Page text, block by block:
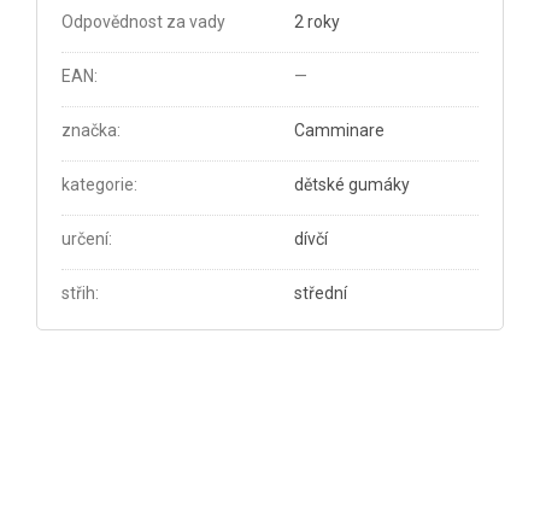
Odpovědnost za vady 2 roky
EAN: —
značka: Camminare
kategorie: dětské gumáky
určení: dívčí
střih: střední